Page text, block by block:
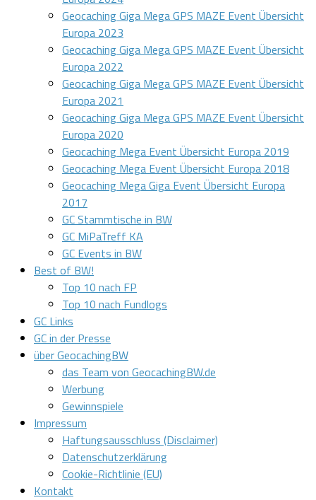
Geocaching Giga Mega GPS MAZE Event Übersicht
Europa 2023
Geocaching Giga Mega GPS MAZE Event Übersicht
Europa 2022
Geocaching Giga Mega GPS MAZE Event Übersicht
Europa 2021
Geocaching Giga Mega GPS MAZE Event Übersicht
Europa 2020
Geocaching Mega Event Übersicht Europa 2019
Geocaching Mega Event Übersicht Europa 2018
Geocaching Mega Giga Event Übersicht Europa
2017
GC Stammtische in BW
GC MiPaTreff KA
GC Events in BW
Best of BW!
Top 10 nach FP
Top 10 nach Fundlogs
GC Links
GC in der Presse
über GeocachingBW
das Team von GeocachingBW.de
Werbung
Gewinnspiele
Impressum
Haftungsausschluss (Disclaimer)
Datenschutzerklärung
Cookie-Richtlinie (EU)
Kontakt